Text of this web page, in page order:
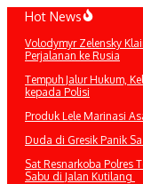
Lewati
konten
Hot News
Volodymyr Zelensky
Perjalanan ke Rusia
Tempuh Jalur Hukum,
kepada Polisi
Produk Lele Marinasi
Duda di Gresik Panik
Sat Resnarkoba Polres
Sabu di Jalan Kutilang